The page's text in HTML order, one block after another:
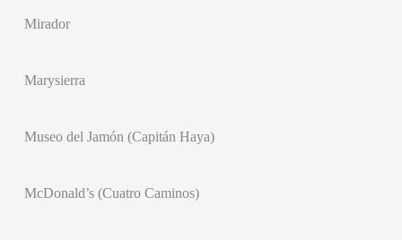
Mirador
Marysierra
Museo del Jamón (Capitán Haya)
McDonald’s (Cuatro Caminos)